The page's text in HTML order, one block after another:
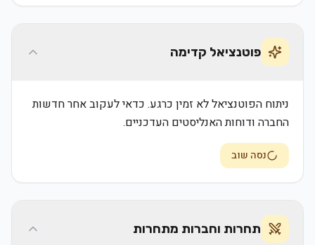
פוטנציאל קדימה
ניתוח הפוטנציאל לא זמין כרגע. כדאי לעקוב אחר חדשות
החברה ודוחות האנליסטים העדכניים.
נסה שוב
תחרות וחברות מתחרות